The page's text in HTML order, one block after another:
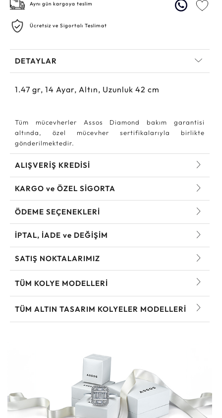
Aynı gün kargoya teslim
Ücretsiz ve Sigortalı Teslimat
DETAYLAR
1.47 gr, 14 Ayar, Altın, Uzunluk 42 cm
Tüm mücevherler Assos Diamond bakım garantisi
altında, özel mücevher sertifikalarıyla birlikte
gönderilmektedir.
ALIŞVERİŞ KREDİSİ
KARGO ve ÖZEL SİGORTA
ÖDEME SEÇENEKLERİ
İPTAL, İADE ve DEĞİŞİM
SATIŞ NOKTALARIMIZ
TÜM KOLYE MODELLERI
TÜM ALTIN TASARIM KOLYELER MODELLERI